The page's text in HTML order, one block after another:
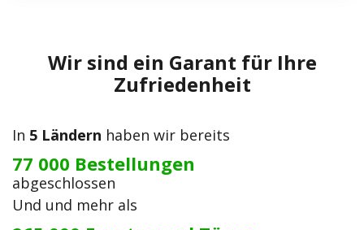
Wir sind ein Garant für Ihre
Zufriedenheit
In 5 Ländern haben wir bereits
77 000 Bestellungen
abgeschlossen
Und und mehr als